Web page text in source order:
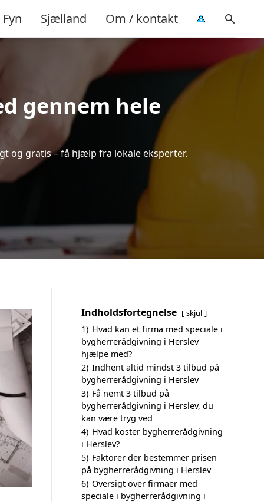
Fyn Sjælland Om / kontakt
gennem hele
og gratis – få hjælp fra lokale eksperter.
Indholdsfortegnelse skjul
1) Hvad kan et firma med speciale i
bygherrerådgivning i Herslev
hjælpe med?
2) Indhent altid mindst 3 tilbud på
bygherrerådgivning i Herslev
3) Få nemt 3 tilbud på
bygherrerådgivning i Herslev, du
kan være tryg ved
4) Hvad koster bygherrerådgivning
i Herslev?
5) Faktorer der bestemmer prisen
på bygherrerådgivning i Herslev
6) Oversigt over firmaer med
speciale i bygherrerådgivning i